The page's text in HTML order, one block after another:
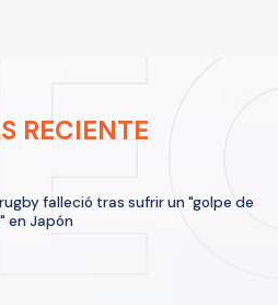
RECIENTE
falleció tras sufrir un "golpe de
en Japón